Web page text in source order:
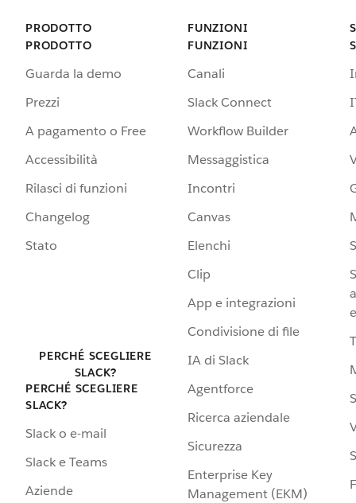
PRODOTTO
PRODOTTO
Guarda la demo
Prezzi
A pagamento o Free
Accessibilità
Rilasci di funzioni
Changelog
Stato
PERCHÉ SCEGLIERE
SLACK?
PERCHÉ SCEGLIERE
SLACK?
Slack o e-mail
Slack e Teams
Aziende
FUNZIONI
FUNZIONI
Canali
Slack Connect
Workflow Builder
Messaggistica
Incontri
Canvas
Elenchi
Clip
App e integrazioni
Condivisione di file
IA di Slack
Agentforce
Ricerca aziendale
Sicurezza
Enterprise Key
Management (EKM)